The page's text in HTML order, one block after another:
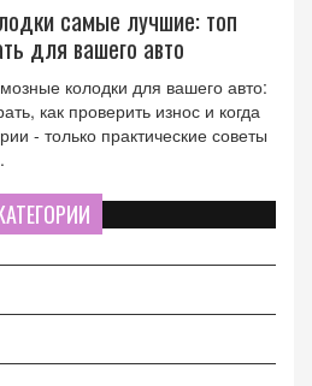
самые лучшие: топ
для вашего авто
колодки для вашего авто:
как проверить износ и когда
- только практические советы